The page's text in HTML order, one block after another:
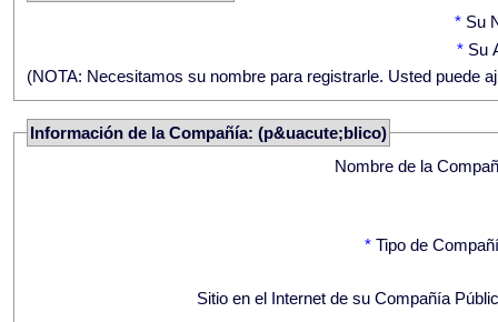
* Su
* Su
(NOTA: Necesitamos su nombre para registrarle. Usted puede
Información de la Compañía: (p&uacute;blico)
Nombre de la
* Tipo de
Sitio en el Internet de su Compañía